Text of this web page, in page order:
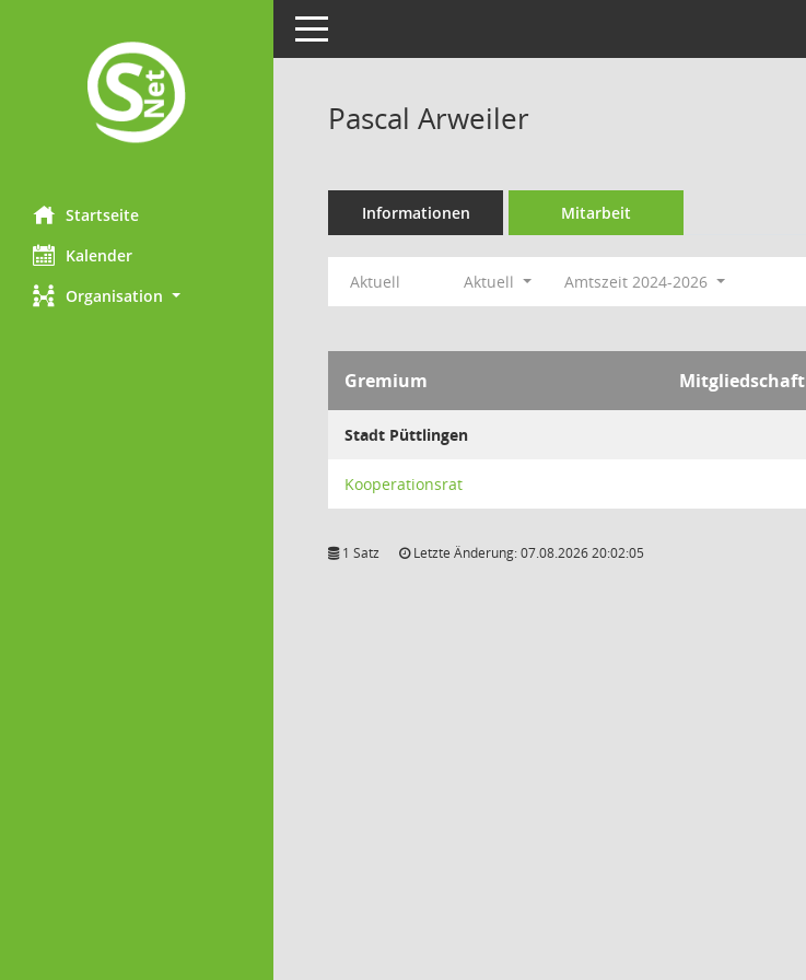
Startseite
Kalender
Organisation
Toggle navigation
Pascal Arweiler
Informationen Mitarbeit
Aktuell Aktuell Amtszeit 2024-2026
Gremium Mitgliedschaft
Stadt Püttlingen
Kooperationsrat
1 Satz Letzte Änderung: 07.08.2026 20:02:05